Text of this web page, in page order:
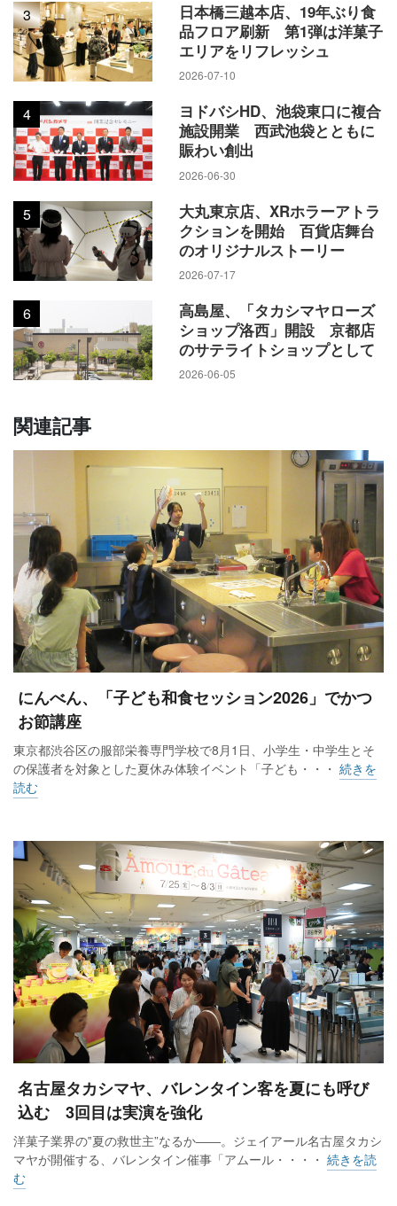
3
日本橋三越本店、19年ぶり食
品フロア刷新 第1弾は洋菓子
エリアをリフレッシュ
2026-07-10
4
ヨドバシHD、池袋東口に複合
施設開業 西武池袋とともに
賑わい創出
2026-06-30
5
大丸東京店、XRホラーアトラ
クションを開始 百貨店舞台
のオリジナルストーリー
2026-07-17
6
高島屋、「タカシマヤローズ
ショップ洛西」開設 京都店
のサテライトショップとして
2026-06-05
関連記事
にんべん、「子ども和食セッション2026」でかつ
お節講座
東京都渋谷区の服部栄養専門学校で8月1日、小学生・中学生とそ
の保護者を対象とした夏休み体験イベント「子ども・・・ 続きを
読む
名古屋タカシマヤ、バレンタイン客を夏にも呼び
込む 3回目は実演を強化
洋菓子業界の‟夏の救世主”なるか――。ジェイアール名古屋タカシ
マヤが開催する、バレンタイン催事「アムール・・・・ 続きを読
む